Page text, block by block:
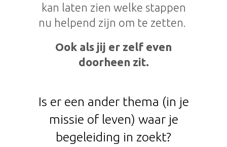
kan laten zien welke stappen
nu helpend zijn om te zetten.
Ook als jij er zelf even
doorheen zit.
Is er een ander thema (in je
missie of leven) waar je
begeleiding in zoekt?